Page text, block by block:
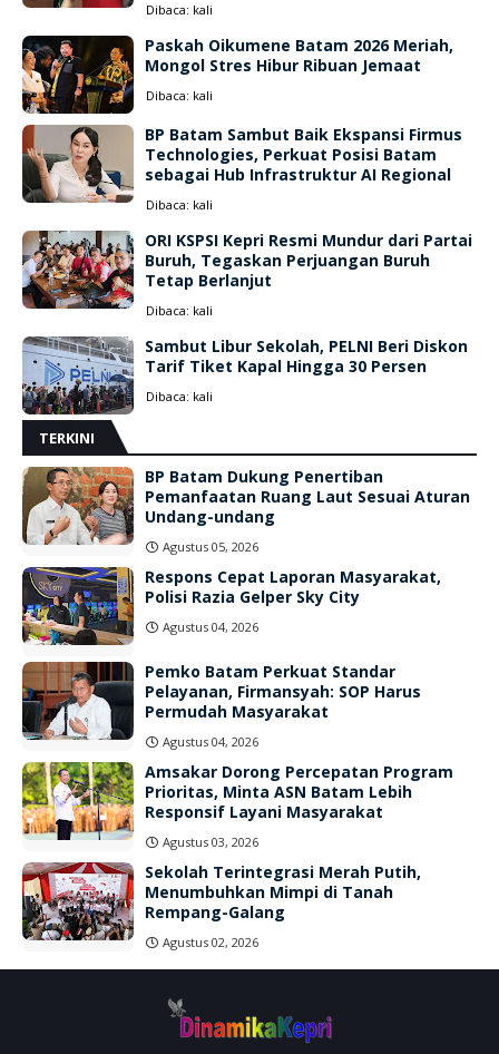
Dibaca: kali
Paskah Oikumene Batam 2026 Meriah,
Mongol Stres Hibur Ribuan Jemaat
Dibaca: kali
BP Batam Sambut Baik Ekspansi Firmus
Technologies, Perkuat Posisi Batam
sebagai Hub Infrastruktur AI Regional
Dibaca: kali
ORI KSPSI Kepri Resmi Mundur dari Partai
Buruh, Tegaskan Perjuangan Buruh
Tetap Berlanjut
Dibaca: kali
Sambut Libur Sekolah, PELNI Beri Diskon
Tarif Tiket Kapal Hingga 30 Persen
Dibaca: kali
TERKINI
BP Batam Dukung Penertiban
Pemanfaatan Ruang Laut Sesuai Aturan
Undang-undang
Agustus 05, 2026
Respons Cepat Laporan Masyarakat,
Polisi Razia Gelper Sky City
Agustus 04, 2026
Pemko Batam Perkuat Standar
Pelayanan, Firmansyah: SOP Harus
Permudah Masyarakat
Agustus 04, 2026
Amsakar Dorong Percepatan Program
Prioritas, Minta ASN Batam Lebih
Responsif Layani Masyarakat
Agustus 03, 2026
Sekolah Terintegrasi Merah Putih,
Menumbuhkan Mimpi di Tanah
Rempang-Galang
Agustus 02, 2026